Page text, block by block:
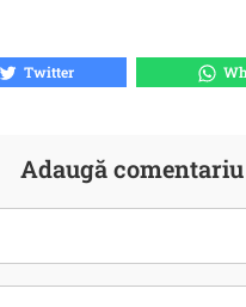
Twitter
Adaugă comentariu